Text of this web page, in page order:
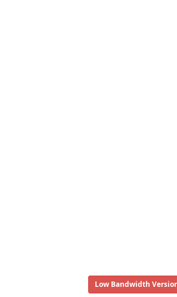
Low Bandwidth